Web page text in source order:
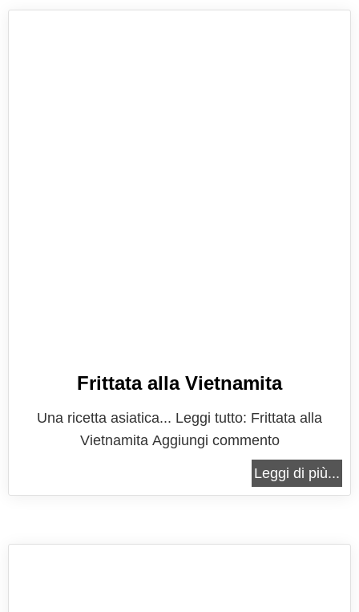
Frittata alla Vietnamita
Una ricetta asiatica... Leggi tutto: Frittata alla
Vietnamita Aggiungi commento
Leggi di più...